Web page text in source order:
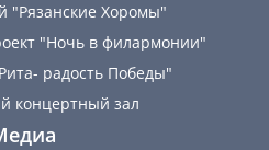
"Рязанские Хоромы"
"Ночь в филармонии"
радость Победы"
концертный зал